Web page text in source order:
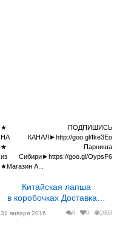
★ПОДПИШИСЬ
НА КАНАЛ►http://goo.gl/Ike3Eo
★Парниша
из Сибири►https://goo.gl/OypsF6
★Магазин A...
Китайская лапша
в коробочках Доставка…
0 0 2603
31 января 2016